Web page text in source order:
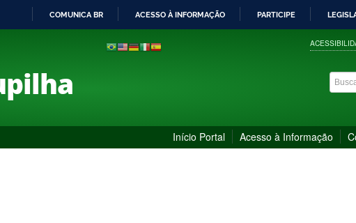
PARA
COMUNICA BR ACESSO À INFORMAÇÃO PARTICIPE
Início Portal Acesso à Informação